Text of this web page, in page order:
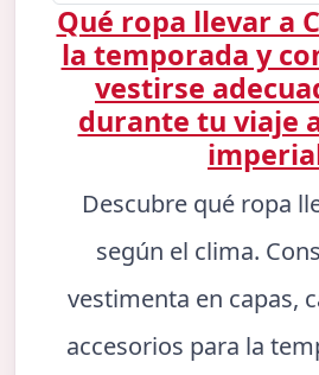
Qué ropa llevar a
la temporada y
vestirse
durante tu viaje
Descubre qué ropa
según el clima.
vestimenta en capas,
accesorios para la